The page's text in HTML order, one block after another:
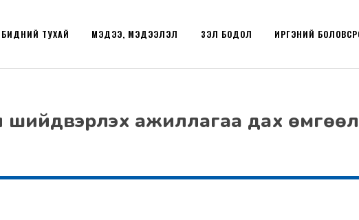
БИДНИЙ ТУХАЙ МЭДЭЭ, МЭДЭЭЛЭЛ ҮЗЭЛ БОДОЛ ИРГЭНИЙ
шийдвэрлэх ажиллагаа дах